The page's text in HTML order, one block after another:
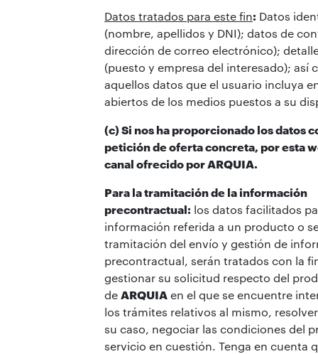
Datos tratados para este fin: Datos
(nombre, apellidos y DNI); datos de
dirección de correo electrónico);
(puesto y empresa del interesado); así
aquellos datos que el usuario incluya
abiertos de los medios puestos a su
(c) Si nos ha proporcionado los datos
petición de oferta concreta, por esta
canal ofrecido por ARQUIA.
Para la tramitación de la información
precontractual: los datos facilitados
información referida a un producto o
tramitación del envío y gestión de
precontractual, serán tratados con la
gestionar su solicitud respecto del
de ARQUIAen el que se encuentre
los trámites relativos al mismo,
su caso, negociar las condiciones del
servicio en cuestión. Tenga en cuenta